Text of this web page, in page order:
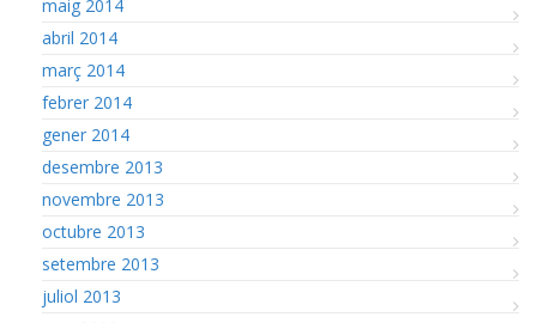
maig 2014
abril 2014
març 2014
febrer 2014
gener 2014
desembre 2013
novembre 2013
octubre 2013
setembre 2013
juliol 2013